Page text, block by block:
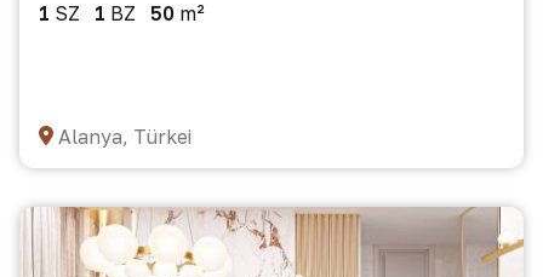
1 SZ 1 BZ 50 m²
Alanya, Türkei